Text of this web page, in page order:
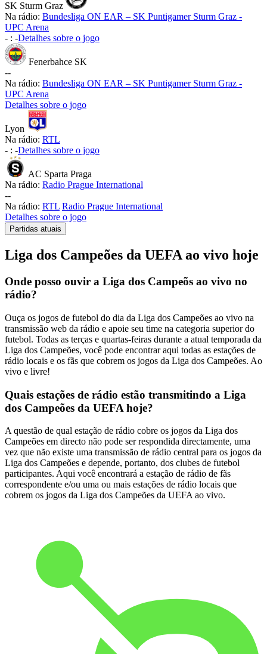
SK Sturm Graz
Na rádio: Bundesliga ON EAR – SK Puntigamer Sturm Graz -
UPC Arena
- : -Detalhes sobre o jogo
Fenerbahce SK
--
Na rádio: Bundesliga ON EAR – SK Puntigamer Sturm Graz -
UPC Arena
Detalhes sobre o jogo
Lyon
Na rádio: RTL
- : -Detalhes sobre o jogo
AC Sparta Praga
Na rádio: Radio Prague International
--
Na rádio: RTL Radio Prague International
Detalhes sobre o jogo
Partidas atuais
Liga dos Campeões da UEFA ao vivo hoje
Onde posso ouvir a Liga dos Campeõs ao vivo no
rádio?
Ouça os jogos de futebol do dia da Liga dos Campeões ao vivo na
transmissão web da rádio e apoie seu time na categoria superior do
futebol. Todas as terças e quartas-feiras durante a atual temporada da
Liga dos Campeões, você pode encontrar aqui todas as estações de
rádio locais e os fãs que cobrem os jogos da Liga dos Campeões. Ao
vivo e livre!
Quais estações de rádio estão transmitindo a Liga
dos Campeões da UEFA hoje?
A questão de qual estação de rádio cobre os jogos da Liga dos
Campeões em directo não pode ser respondida directamente, uma
vez que não existe uma transmissão de rádio central para os jogos da
Liga dos Campeões e depende, portanto, dos clubes de futebol
participantes. Aqui você encontrará a estação de rádio de fãs
correspondente e/ou uma ou mais estações de rádio locais que
cobrem os jogos da Liga dos Campeões da UEFA ao vivo.